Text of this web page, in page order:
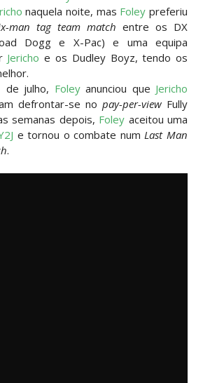
já está apto a regressar
2026
desafia Xia Brookside para
no Lockdown
naquela noite, mas Foley preferiu
man tag team match entre os DX
Dogg e X-Pac) e uma equipa
Jericho e os Dudley Boyz, tendo os
de julho, Foleyanunciou que Jericho
defrontar-se nopay-per-view Fully
semanas depois, Foley aceitou uma
e tornou o combate num Last Man
.